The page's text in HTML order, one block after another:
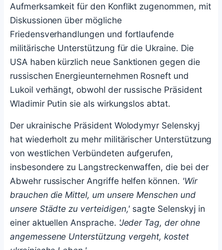
Aufmerksamkeit für den Konflikt zugenommen, mit
Diskussionen über mögliche
Friedensverhandlungen und fortlaufende
militärische Unterstützung für die Ukraine. Die
USA haben kürzlich neue Sanktionen gegen die
russischen Energieunternehmen Rosneft und
Lukoil verhängt, obwohl der russische Präsident
Wladimir Putin sie als wirkungslos abtat.
Der ukrainische Präsident Wolodymyr Selenskyj
hat wiederholt zu mehr militärischer Unterstützung
von westlichen Verbündeten aufgerufen,
insbesondere zu Langstreckenwaffen, die bei der
Abwehr russischer Angriffe helfen können. 'Wir
brauchen die Mittel, um unsere Menschen und
unsere Städte zu verteidigen,' sagte Selenskyj in
einer aktuellen Ansprache. 'Jeder Tag, der ohne
angemessene Unterstützung vergeht, kostet